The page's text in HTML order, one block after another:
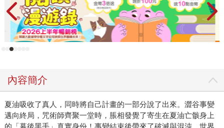
內容簡介
夏油吸收了真人，同時將自己計畫的一部分說了出來。澀谷事變
邁向終局，咒術師齊聚一堂時，脹相發覺了寄生在夏油亡骸身上
的「幕後黑手」真實身份！事變結束後帶來了破滅與混沌，世界